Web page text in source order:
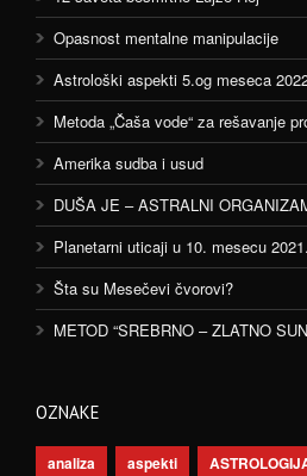
Opasnost mentalne manipulacije
Astrološki aspekti 5.og meseca
Metoda „Čaša vode“ za rešavanje
Amerika sudba i usud
DUŠA JE – ASTRALNI
Planetarni uticaji u 10. mesecu
Šta su Mesečevi čvorovi?
METOD “SREBRNO – ZLATNO
OZNAKE
analiza aspekti